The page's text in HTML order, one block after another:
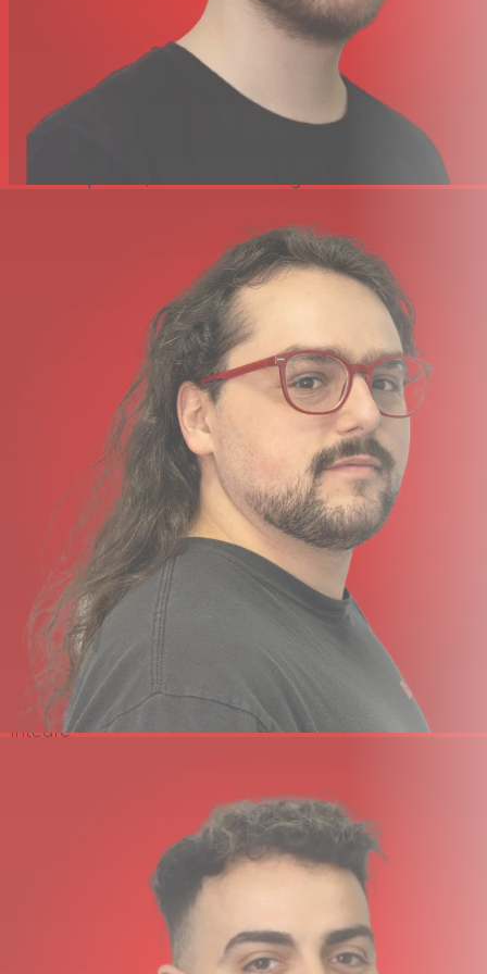
Pour la vidéographie, la musique et la création de
Enregistrement 32 bits flottants, jusqu'à 96 kHz
Réseau de microphones stéréo X/Y intégré
Enregistre les niveaux d'entrée jusqu'à 130 dB SPL.
Doublage, enregistrement automatique, pré-
enregistrement, ardoise
Cartes SD, SDHC et microSD jusqu'à 128 Go
Jusqu'à 12 heures d'autonomie avec 2 piles AA
Caractéristiques
Enregistreur portable
Facteur de forme
Enregistreur portable
Nombre de
Nombre de
canaux d'entrée
Taux
d'échantillonnage
maximal
96 kHz / 32 bits flottants
Microphone
Configuration intégrée X/Y
Nombre
d'entrées
microphone
Haut-parleur
intégré
Carte SDHC (jusqu'à 32 Go)
SDXC (jusqu'à 128 Go)
Non
Superposition, mémoire tampon de
pré-enregistrement, fonction
d'ardoise